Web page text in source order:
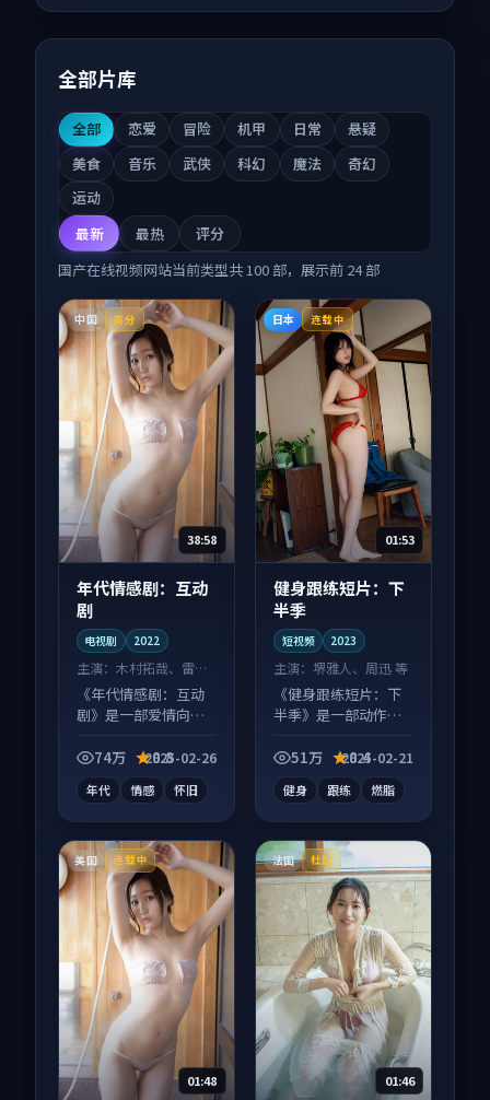
全部片库
全部 恋爱 冒险 机甲 日常
悬疑
美食
音乐 武侠 科幻 魔法
奇幻
运动
最新
最热
评分
国产在线视频网站当前类型共100 部，展示前 24部
中国 高分
38:58
年代情感剧：互动
剧
电视剧 2022
主演： 木村拓哉、雷佳
音 等
《年代情感剧：互动
剧》是一部爱情向电
发酵，适合周末一口
74万 8.8
2025-02-26
年代 情感 怀旧
日本 连载中
01:53
健身跟练短片：下
半季
短视频 2023
主演：堺雅人、周迅 等
《健身跟练短片：下
半季》是一部动作向
系层层推进，尾声常
51万 8.4
2025-02-21
健身 跟练 燃脂
美国 连载中
01:48
法国 杜比
01:46